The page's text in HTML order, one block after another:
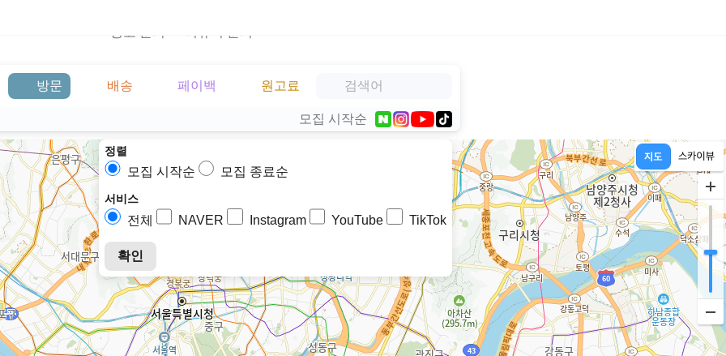
방문 배송 페이백 원고료
모집 시작순
정렬
모집 시작순 모집 종료순
서비스
전체 NAVER Instagram YouTube TikTok
확인